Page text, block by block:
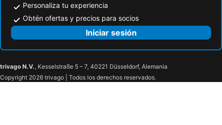
Personaliza tu experiencia
Obtén ofertas y precios para socios
Iniciar sesión
trivago N.V., Kesselstraße 5 – 7, 40221 Düsseldorf, Alemania
Copyright 2026 trivago | Todos los derechos reservados.